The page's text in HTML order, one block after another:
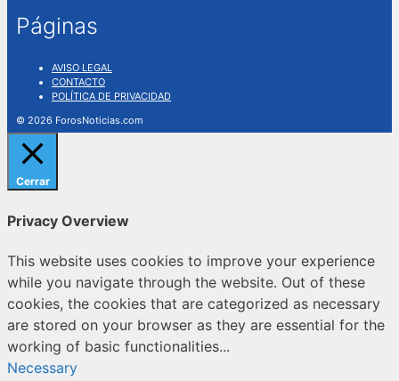
Páginas
AVISO LEGAL
CONTACTO
POLÍTICA DE PRIVACIDAD
© 2026 ForosNoticias.com
Cerrar
Privacy Overview
This website uses cookies to improve your experience
while you navigate through the website. Out of these
cookies, the cookies that are categorized as necessary
are stored on your browser as they are essential for the
working of basic functionalities...
Necessary